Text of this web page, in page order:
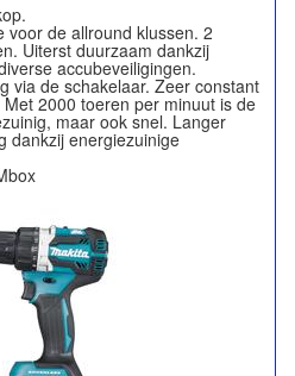
voor de allround klussen. 2
Uiterst duurzaam dankzij
accubeveiligingen.
via de schakelaar. Zeer constant
2000 toeren per minuut is de
maar ook snel. Langer
dankzij energiezuinige